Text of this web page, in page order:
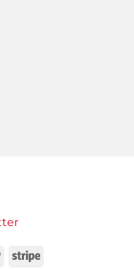
PayPal Stripe